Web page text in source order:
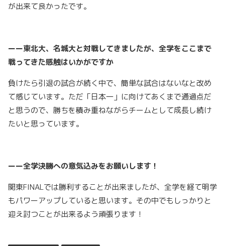
が出来て良かったです。
ーー東北大、名城大と対戦してきましたが、全学をここまで
戦ってきた感触はいかがですか
負けたら引退の試合が続く中で、簡単な試合はないなと改め
て感じています。ただ「日本一」に向けてあくまで通過点だ
と思うので、勝ちを積み重ねながらチームとして成長し続け
たいと思っています。
ーー全学決勝への意気込みをお願いします！
関東FINALでは勝利することが出来ましたが、全学を経て明学
もパワーアップしていると思います。その中でもしっかりと
迎え討つことが出来るよう頑張ります！